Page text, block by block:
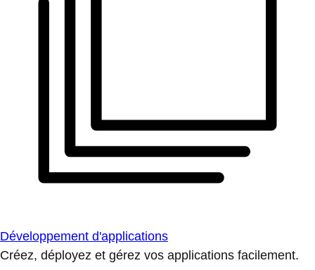
Développement d'applications
Créez, déployez et gérez vos applications facilement.